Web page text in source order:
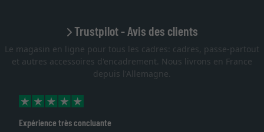
Trustpilot - Avis des clients
Le magasin en ligne pour tous les cadres: cadres, passe-partout
et autres accessoires d'encadrement. Nous livrons en France
depuis l'Allemagne.
Expérience très concluante